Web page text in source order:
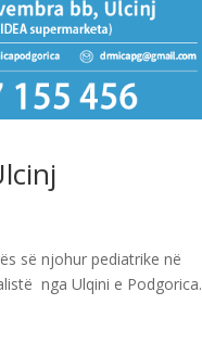
së njohur pediatrike në
nga Ulqini e Podgorica.